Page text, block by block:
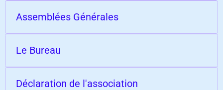
Assemblées Générales
Le Bureau
Déclaration de l'association